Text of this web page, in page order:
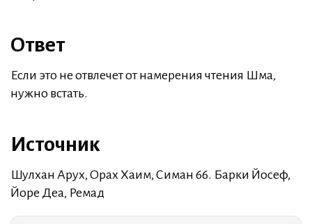
Ответ
Если это не отвлечет от намерения чтения Шма,
нужно встать.
Источник
Шулхан Арух, Орах Хаим, Симан 66. Барки Йосеф,
Йоре Деа, Ремад